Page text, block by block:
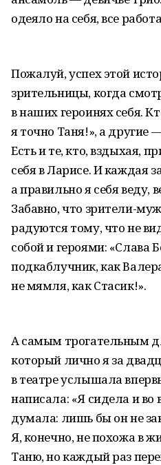
одеяло на себя, все
Пожалуй, успех этой
зрительницы, когда
в наших героинях себя.
я точно Таня!», а другие
Есть и те, кто, вздыхая,
себя в Ларисе. И каждая
а правильно я себя веду,
Забавно, что зрители-
радуются тому, что не
собой и героями: «Слава
подкаблучник, как
не мямля, как Стасик!».
А самым трогательным
который лично я за
в театре услышала
написала: «Я сидела и во
думала: лишь бы он не
Я, конечно, не похожа в
Таню, но каждый раз